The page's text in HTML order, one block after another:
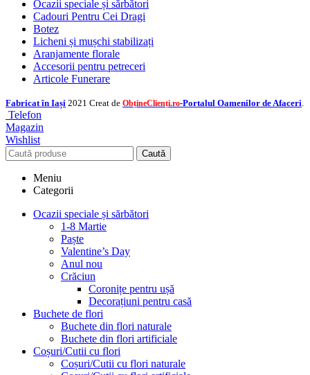
Ocazii speciale și sărbători
Cadouri Pentru Cei Dragi
Botez
Licheni și mușchi stabilizați
Aranjamente florale
Accesorii pentru petreceri
Articole Funerare
Fabricat în Iași 2021 Creat de ObțineClienți.ro-Portalul Oamenilor de Afaceri
Telefon
Magazin
Wishlist
Caută
Meniu
Categorii
Ocazii speciale și sărbători
1-8 Martie
Paște
Valentine’s Day
Anul nou
Crăciun
Coronițe pentru ușă
Decorațiuni pentru casă
Buchete de flori
Buchete din flori naturale
Buchete din flori artificiale
Coșuri/Cutii cu flori
Coșuri/Cutii cu flori naturale